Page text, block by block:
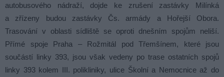
autobusového nádraží, dojde ke zrušení zastávky Milínká
a zřízeny budou zastávky Čs. armády a Hořejší Obora.
Trasování v oblasti sídliště se oproti dnešním spojům neliší.
Přímé spoje Praha – Rožmitál pod Třemšínem, které jsou
součástí linky 393, jsou však vedeny po trase ostatních spojů
linky 393 kolem III. polikliniky, ulice Školní a Nemocnice až do